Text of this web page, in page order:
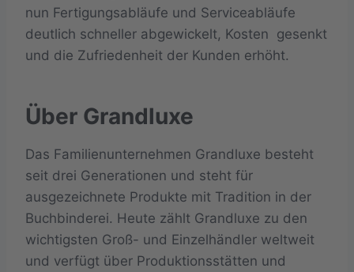
nun Fertigungsabläufe und Serviceabläufe
deutlich schneller abgewickelt, Kosten gesenkt
und die Zufriedenheit der Kunden erhöht.
Über Grandluxe
Das Familienunternehmen Grandluxe besteht
seit drei Generationen und steht für
ausgezeichnete Produkte mit Tradition in der
Buchbinderei. Heute zählt Grandluxe zu den
wichtigsten Groß- und Einzelhändler weltweit
und verfügt über Produktionsstätten und